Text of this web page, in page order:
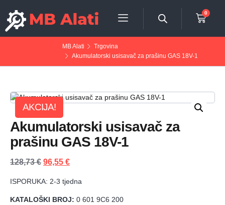
0
MB Alati
Trgovina
Akumulatorski usisavač za prašinu GAS 18V-1
AKCIJA!
Akumulatorski usisavač za
prašinu GAS 18V-1
128,73€ 96,55 €
ISPORUKA: 2-3 tjedna
KATALOŠKI BROJ: 0 601 9C6 200